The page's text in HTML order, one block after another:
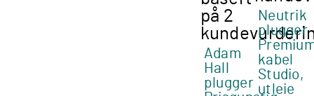
på 2
Adam
Hall
plugger
Neutrik
plugger
kabel
Studio,
utleie